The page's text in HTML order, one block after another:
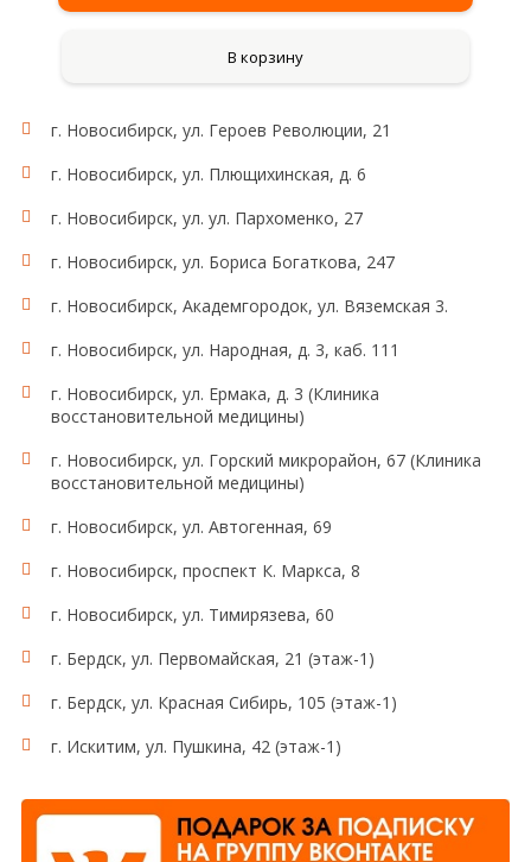
В корзину
г. Новосибирск, ул. Героев Революции, 21
г. Новосибирск, ул. Плющихинская, д. 6
г. Новосибирск, ул. ул. Пархоменко, 27
г. Новосибирск, ул. Бориса Богаткова, 247
г. Новосибирск, Академгородок, ул. Вяземская 3.
г. Новосибирск, ул. Народная, д. 3, каб. 111
г. Новосибирск, ул. Ермака, д. 3 (Клиника
восстановительной медицины)
г. Новосибирск, ул. Горский микрорайон, 67 (Клиника
восстановительной медицины)
г. Новосибирск, ул. Автогенная, 69
г. Новосибирск, проспект К. Маркса, 8
г. Новосибирск, ул. Тимирязева, 60
г. Бердск, ул. Первомайская, 21 (этаж-1)
г. Бердск, ул. Красная Сибирь, 105 (этаж-1)
г. Искитим, ул. Пушкина, 42 (этаж-1)